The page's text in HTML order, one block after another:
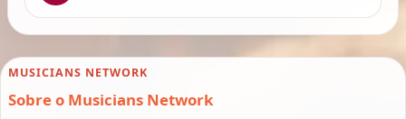
MUSICIANS NETWORK
Sobre o Musicians Network